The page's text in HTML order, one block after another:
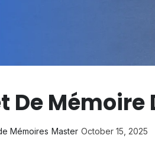
De
Mémoires Master October 15, 2025